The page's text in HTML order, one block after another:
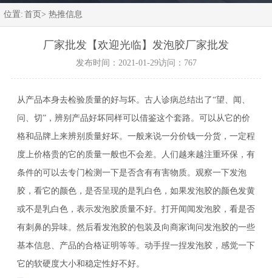
位置: 首页> 热推信息
厂家批发【欢迎光临】发泡胶厂家批发
发布时间：2021-01-29访问：767
从产品本身去检验质量的好与坏。古人诊病总结出了“望、闻、
问、切”，辨别产品好坏同样可以借鉴这个套路。可以从它的价
格和品牌上来辨别质量好坏。一般来说一分价钱一分货，一定程
度上价格贵的它的质量一般也不会差。人们越来越注重环保，有
条件的可以去专门检测一下是否含有有害物质。观察一下发泡
胶，看它的颜色，是否呈现的是乳白色，如果发泡胶的颜色发黄
或不是乳白色，表示发泡胶质量不好。打开闻闻发泡胶，看是否
有刺鼻的异味。然后看发泡胶的包装及向商家询问发泡胶的一些
基本信息、产品的合格证明等等。动手捏一捏发泡胶，感觉一下
它的软硬度大小和稳定性好不好。